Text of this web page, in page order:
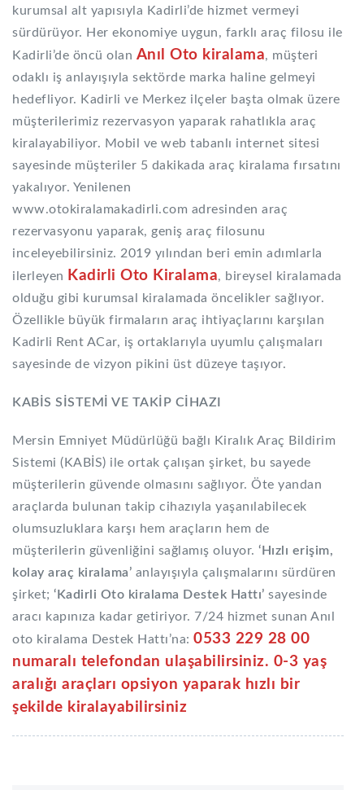
kurumsal alt yapısıyla Kadirli’de hizmet vermeyi
sürdürüyor. Her ekonomiye uygun, farklı araç filosu ile
Kadirli’de öncü olan Anıl Oto kiralama, müşteri
odaklı iş anlayışıyla sektörde marka haline gelmeyi
hedefliyor. Kadirli ve Merkez ilçeler başta olmak üzere
müşterilerimiz rezervasyon yaparak rahatlıkla araç
kiralayabiliyor. Mobil ve web tabanlı internet sitesi
sayesinde müşteriler 5 dakikada araç kiralama fırsatını
yakalıyor. Yenilenen
www.otokiralamakadirli.com adresinden araç
rezervasyonu yaparak, geniş araç filosunu
inceleyebilirsiniz. 2019 yılından beri emin adımlarla
ilerleyen
Kadirli Oto Kiralama, bireysel kiralamada
olduğu gibi kurumsal kiralamada öncelikler sağlıyor.
Özellikle büyük firmaların araç ihtiyaçlarını karşılan
Kadirli Rent ACar, iş ortaklarıyla uyumlu çalışmaları
sayesinde de vizyon pikini üst düzeye taşıyor.
KABİS SİSTEMİ VE TAKİP CİHAZI
Mersin Emniyet Müdürlüğü bağlı Kiralık Araç Bildirim
Sistemi (KABİS) ile ortak çalışan şirket, bu sayede
müşterilerin güvende olmasını sağlıyor. Öte yandan
araçlarda bulunan takip cihazıyla yaşanılabilecek
olumsuzluklara karşı hem araçların hem de
müşterilerin güvenliğini sağlamış oluyor. ‘Hızlı erişim,
kolay araç kiralama’ anlayışıyla çalışmalarını sürdüren
şirket; ‘Kadirli Oto kiralama Destek Hattı’ sayesinde
aracı kapınıza kadar getiriyor. 7/24 hizmet sunan Anıl
oto kiralama Destek Hattı’na: 0533 229 28 00
numaralı telefondan ulaşabilirsiniz. 0-3 yaş
aralığı araçları opsiyon yaparak hızlı bir
şekilde kiralayabilirsiniz